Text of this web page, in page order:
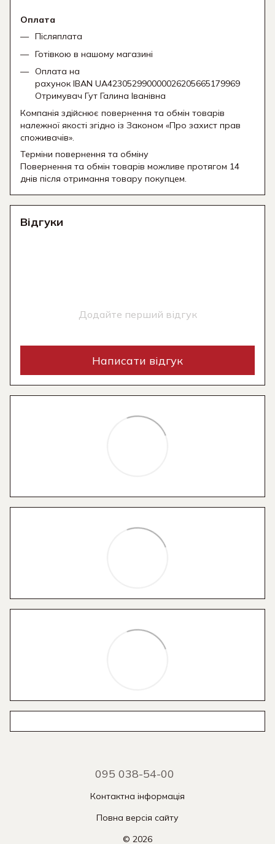
Оплата
Післяплата
Готівкою в нашому магазині
Оплата на
рахунок IBAN UA423052990000026205665179969
Отримувач Гут Галина Іванівна
Компанія здійснює повернення та обмін товарів
належної якості згідно із Законом «Про захист прав
споживачів».
Терміни повернення та обміну
Повернення та обмін товарів можливе протягом 14
днів після отримання товару покупцем.
Відгуки
Додайте перший відгук
Написати відгук
095 038-54-00
Контактна інформація
Повна версія сайту
© 2026